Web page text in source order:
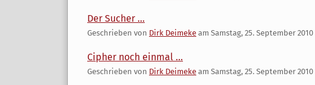
Der Sucher ...
Geschrieben von Dirk Deimeke am Samstag, 25. September 2010
Cipher noch einmal ...
Geschrieben von Dirk Deimeke am Samstag, 25. September 2010